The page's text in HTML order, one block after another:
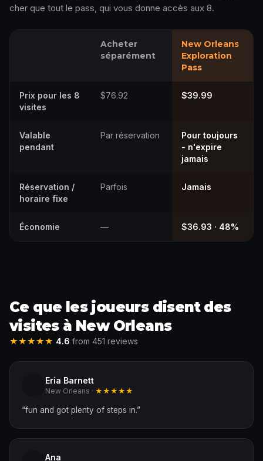
cher que tout le pass, qui vous donne accès aux 8.
Acheter
séparément
New Orleans
Exploration
Pass
Prix pour les 8
visites
$76.92 $39.99
Valable
pendant
Par réservation
Pour toujours
- n'expire
jamais
Réservation /
horaire fixe
Parfois Jamais
Économie — $36.93 · 48%
Ce que les joueurs disent des
visites à New Orleans
★★★★★ 4.6 from 451 reviews
Eria Barnett
New Orleans · ★★★★★
“fun and got plenty of steps in.”
Ana